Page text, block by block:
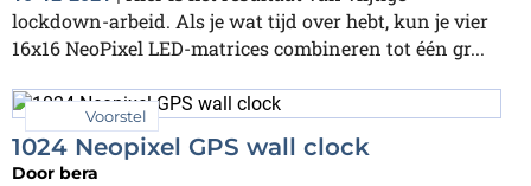
lockdown-arbeid. Als je wat tijd over hebt, kun je vier
16x16 NeoPixel LED-matrices combineren tot één gr...
Voorstel
1024 Neopixel GPS wall clock
Door bera